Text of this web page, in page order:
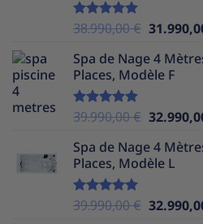
Note5.00
38.990,00€ Le
initial
était :
Spa de Nage 4
Places, Modèle F
Note5.00
39.990,00€ Le
initial
était :
Spa de Nage 4
Places, Modèle L
Note5.00
39.990,00€ Le